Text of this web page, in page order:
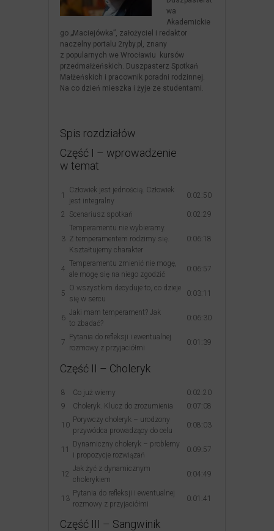
wa
Akademickie
go „Maciejówka”, założyciel i redaktor
naczelny portalu 2ryby.pl, znany
z popularnych we Wrocławiu kursów
przedmałżeńskich. Duszpasterz Spotkań
Małżeńskich i pracownik poradni rodzinnej.
Na co dzień mieszka i żyje ze studentami.
Spis rozdziałów
Część I – wprowadzenie
w temat
1
Człowiek jest jednością. Człowiek
jest integralny
0:02:50
2 Scenariusz spotkań 0:02:29
3
Temperamentu nie wybieramy.
Z temperamentem rodzimy się.
Kształtujemy charakter
0:06:18
4
Temperamentu zmienić nie mogę,
ale mogę się na niego zgodzić
0:06:57
5
O wszystkim decyduje to, co dzieje
się w sercu
0:03:11
6
Jaki mam temperament? Jak
to zbadać?
0:06:30
7
Pytania do refleksji i ewentualnej
rozmowy z przyjaciółmi
0:01:39
Część II – Choleryk
8 Co już wiemy
0:02:20
9
Choleryk. Klucz do zrozumienia 0:07:08
10
Porywczy choleryk – urodzony
przywódca prowadzący do celu
0:08:03
11
Dynamiczny choleryk – problemy
i propozycje rozwiązań
0:09:57
12
Jak żyć z dynamicznym
cholerykiem
0:04:49
13
Pytania do refleksji i ewentualnej
rozmowy z przyjaciółmi
0:01:41
Część III – Sangwinik